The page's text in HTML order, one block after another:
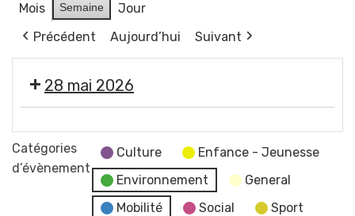
Mois Semaine
Jour
Précédent
Aujourd’hui Suivant
28 mai 2026
canine
+
Catégories
d’évènement
Culture
Enfance - Jeunesse
Environnement
General
Mobilité
Social
Sport